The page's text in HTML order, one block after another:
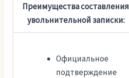
Преимущества составления
увольнительной записки:
Официальное
подтверждение